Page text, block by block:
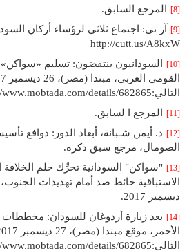
[8] المرجع السابق.
[9]
آر تي: اجتماع ثلاثي لرؤساء أركان
http://cutt.us/A8kxW
[10]
السودانيون ينتفضون: تسليم «سواكن»
التالي:https://www.mobtada.com/details/682865
[11] المرجع ا لسابق.
[12]
د. أيمن شـبانة، أبعاد الدور: دوافع
الصومال، مرجع سبق ذكره.
[13]
"سواكن" السودانية تحرِّك حلم
ديسمبر 2017.
[14]
بعد زيارة أردوغان للسودان: مخططات
التالي:https://www.mobtada.com/details/682865